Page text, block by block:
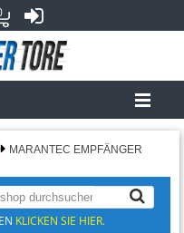
MARANTEC EMPFÄNGER
KLICKEN SIE HIER.